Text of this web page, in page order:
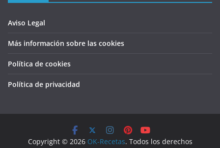
Aviso Legal
Más información sobre las cookies
Política de cookies
Política de privacidad
Copyright © 2026 OK-Recetas. Todos los derechos